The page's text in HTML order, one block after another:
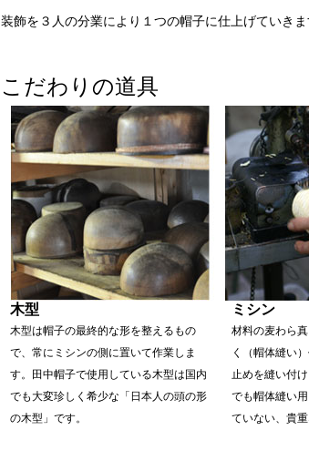
装飾を３人の分業により１つの帽子に仕上げていきま
こだわりの道具
木型
木型は帽子の最終的な形を整えるもの
で、常にミシンの側に置いて作業しま
す。田中帽子で使用している木型は国内
でも大変珍しく希少な「日本人の頭の形
の木型」です。
ミシン
材料の麦わら
く（帽体縫い
止めを縫い付
でも帽体縫い
ていない、貴重